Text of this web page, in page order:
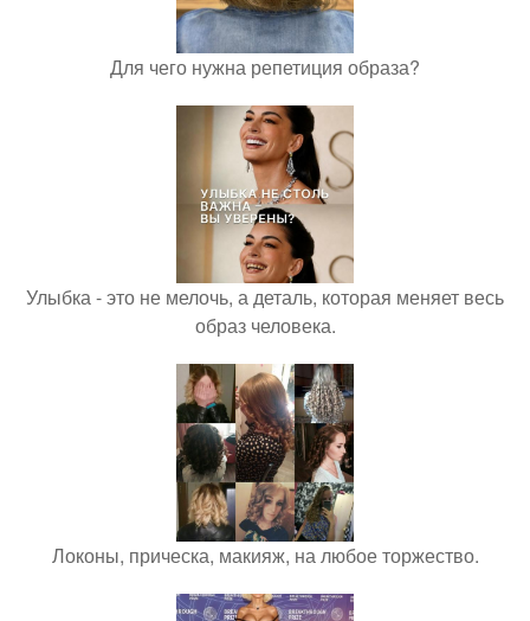
Для чего нужна репетиция образа?
Улыбка - это не мелочь, а деталь, которая меняет весь
образ человека.
Локоны, прическа, макияж, на любое торжество.